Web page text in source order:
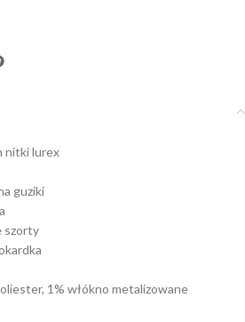
nitki lurex
guziki
szorty
1% włókno metalizowane